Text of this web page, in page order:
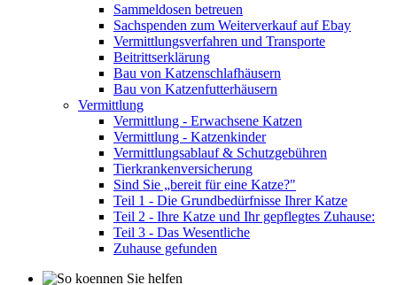
Sammeldosen betreuen
Sachspenden zum Weiterverkauf auf Ebay
Vermittlungsverfahren und Transporte
Beitrittserklärung
Bau von Katzenschlafhäusern
Bau von Katzenfutterhäusern
Vermittlung
Vermittlung - Erwachsene Katzen
Vermittlung - Katzenkinder
Vermittlungsablauf & Schutzgebühren
Tierkrankenversicherung
Sind Sie „bereit für eine Katze?"
Teil 1 - Die Grundbedürfnisse Ihrer Katze
Teil 2 - Ihre Katze und Ihr gepflegtes Zuhause:
Teil 3 - Das Wesentliche
Zuhause gefunden